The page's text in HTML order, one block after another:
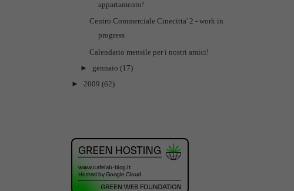
appartamento!
Centro Commerciale Cinecitta' 2 - work in
progress
Calendario mensile per i nostri amici!
► gennaio (17)
► 2009 (62)